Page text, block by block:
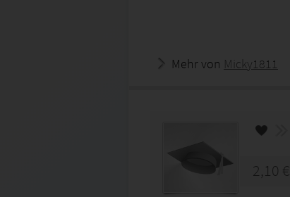
Mehr von Micky1811
2,10 €